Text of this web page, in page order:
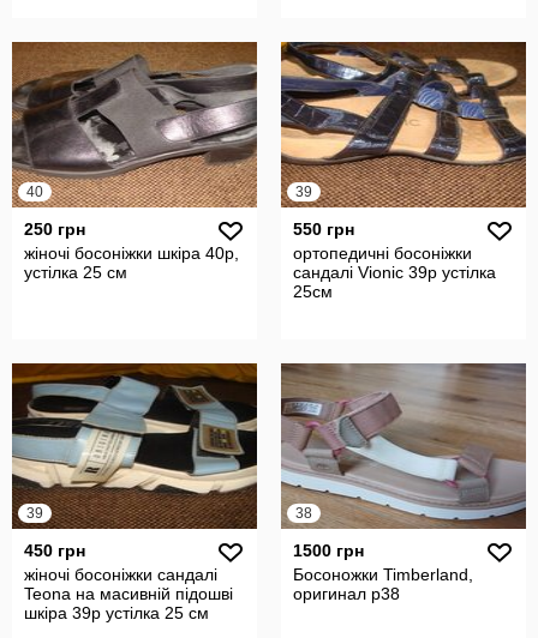
40
250 грн
жіночі босоніжки шкіра 40р,
устілка 25 см
39
550 грн
ортопедичні босоніжки
сандалі Vionic 39р устілка
25см
39
450 грн
жіночі босоніжки сандалі
Teona на масивній підошві
шкіра 39р устілка 25 cм
38
1500 грн
Босоножки Timberland,
оригинал р38